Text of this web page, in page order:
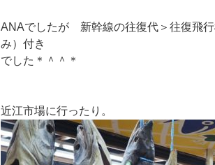
ANAでしたが 新幹線の往復代＞往復飛
み）付き
でした＊＾＾＊
近江市場に行ったり。